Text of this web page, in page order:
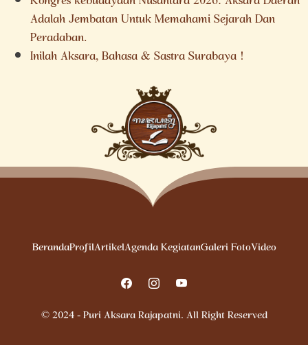
Adalah Jembatan Untuk Memahami Sejarah Dan
Peradaban.
Inilah Aksara, Bahasa & Sastra Surabaya !
BerandaProfilArtikelAgenda KegiatanGaleri FotoVideo
© 2024 - Puri Aksara Rajapatni. All Right Reserved